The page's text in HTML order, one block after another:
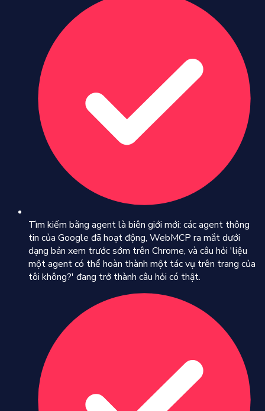
Tìm kiếm bằng agent là biên giới mới: các agent thông
tin của Google đã hoạt động, WebMCP ra mắt dưới
dạng bản xem trước sớm trên Chrome, và câu hỏi 'liệu
một agent có thể hoàn thành một tác vụ trên trang của
tôi không?' đang trở thành câu hỏi có thật.